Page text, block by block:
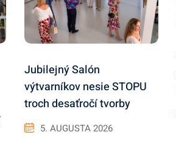
Jubilejný Salón
výtvarníkov nesie STOPU
troch desaťročí tvorby
5. AUGUSTA 2026